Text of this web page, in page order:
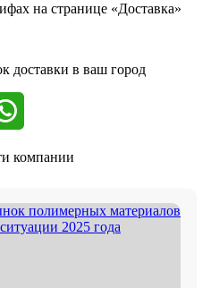
на странице «Доставка»
доставки в ваш город
компании